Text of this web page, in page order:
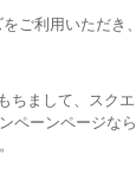
ご利用いただき
ちまして、スク
ペーンページな